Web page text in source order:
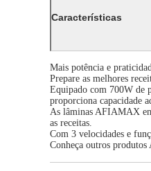
Características
Mais potência e
Prepare as melhores
Equipado com 700W de
proporciona capacidade
As lâminas AFIAMAX
as receitas.
Com 3 velocidades e
Conheça outros